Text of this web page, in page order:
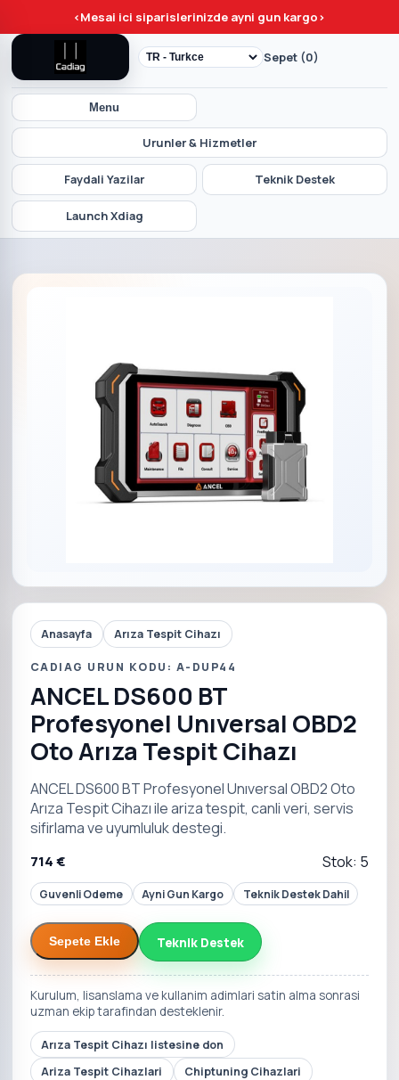
<Mesai ici siparislerinizde ayni gun kargo>
Menu
Urunler & Hizmetler
Faydali Yazilar Teknik Destek
Launch Xdiag
Sepet (0)
Anasayfa Arıza Tespit Cihazı
CADIAG URUN KODU: A-DUP44
ANCEL DS600 BT
Profesyonel Unıversal OBD2
Oto Arıza Tespit Cihazı
ANCEL DS600 BT Profesyonel Unıversal OBD2 Oto
Arıza Tespit Cihazı ile ariza tespit, canli veri, servis
sifirlama ve uyumluluk destegi.
714 € Stok: 5
Guvenli Odeme Ayni Gun Kargo Teknik Destek Dahil
Sepete Ekle Teknik Destek
Kurulum, lisanslama ve kullanim adimlari satin alma sonrasi
uzman ekip tarafindan desteklenir.
Arıza Tespit Cihazı listesine don
Ariza Tespit Cihazlari
Chiptuning Cihazlari